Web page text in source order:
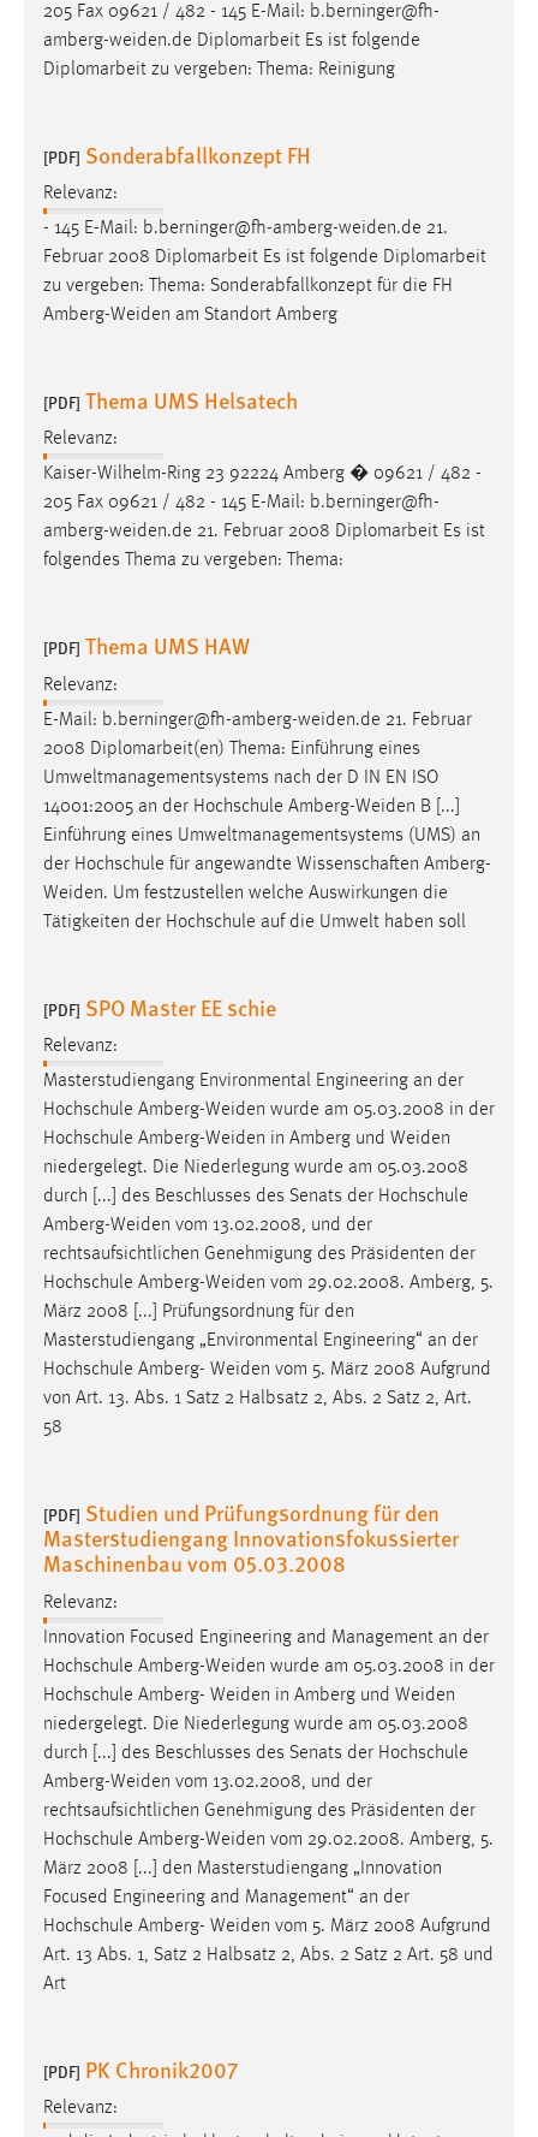
205 Fax 09621 / 482 - 145 E-Mail: b.berninger@fh-
amberg-weiden.de Diplomarbeit Es ist folgende
Diplomarbeit zu vergeben: Thema: Reinigung
[PDF] Sonderabfallkonzept FH
Relevanz:
- 145 E-Mail: b.berninger@fh-amberg-weiden.de 21.
Februar 2008 Diplomarbeit Es ist folgende Diplomarbeit
zu vergeben: Thema: Sonderabfallkonzept für die FH
Amberg-Weiden am Standort Amberg
[PDF] Thema UMS Helsatech
Relevanz:
Kaiser-Wilhelm-Ring 23 92224 Amberg � 09621 / 482 -
205 Fax 09621 / 482 - 145 E-Mail: b.berninger@fh-
amberg-weiden.de 21. Februar 2008 Diplomarbeit Es ist
folgendes Thema zu vergeben: Thema:
[PDF] Thema UMS HAW
Relevanz:
E-Mail: b.berninger@fh-amberg-weiden.de 21. Februar
2008 Diplomarbeit(en) Thema: Einführung eines
Umweltmanagementsystems nach der D IN EN ISO
14001:2005 an der Hochschule Amberg-Weiden B [...]
Einführung eines Umweltmanagementsystems (UMS) an
der Hochschule für angewandte Wissenschaften Amberg-
Weiden. Um festzustellen welche Auswirkungen die
Tätigkeiten der Hochschule auf die Umwelt haben soll
[PDF] SPO Master EE schie
Relevanz:
Masterstudiengang Environmental Engineering an der
Hochschule Amberg-Weiden wurde am 05.03.2008 in der
Hochschule Amberg-Weiden in Amberg und Weiden
niedergelegt. Die Niederlegung wurde am 05.03.2008
durch [...] des Beschlusses des Senats der Hochschule
Amberg-Weiden vom 13.02.2008, und der
rechtsaufsichtlichen Genehmigung des Präsidenten der
Hochschule Amberg-Weiden vom 29.02.2008. Amberg, 5.
März 2008 [...] Prüfungsordnung für den
Masterstudiengang „Environmental Engineering“ an der
Hochschule Amberg- Weiden vom 5. März 2008 Aufgrund
von Art. 13. Abs. 1 Satz 2 Halbsatz 2, Abs. 2 Satz 2, Art.
58
[PDF] Studien und Prüfungsordnung für den
Masterstudiengang Innovationsfokussierter
Maschinenbau vom 05.03.2008
Relevanz:
Innovation Focused Engineering and Management an der
Hochschule Amberg-Weiden wurde am 05.03.2008 in der
Hochschule Amberg- Weiden in Amberg und Weiden
niedergelegt. Die Niederlegung wurde am 05.03.2008
durch [...] des Beschlusses des Senats der Hochschule
Amberg-Weiden vom 13.02.2008, und der
rechtsaufsichtlichen Genehmigung des Präsidenten der
Hochschule Amberg-Weiden vom 29.02.2008. Amberg, 5.
März 2008 [...] den Masterstudiengang „Innovation
Focused Engineering and Management“ an der
Hochschule Amberg- Weiden vom 5. März 2008 Aufgrund
Art. 13 Abs. 1, Satz 2 Halbsatz 2, Abs. 2 Satz 2 Art. 58 und
Art
[PDF] PK Chronik2007
Relevanz: